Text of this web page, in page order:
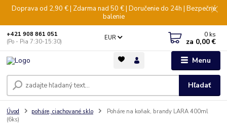
Doprava od 2,90 € | Zdarma nad 50 € | Doručenie do 24h | Bezpečné
balenie
Menu
EUR
Hľadať
+421 908 861 051
(Po - Pia 7:30-15:30)
0 ks
za 0,00 €
Úvod poháre, ciachované sklo
Poháre na koňak, brandy LARA 400ml
(6ks)